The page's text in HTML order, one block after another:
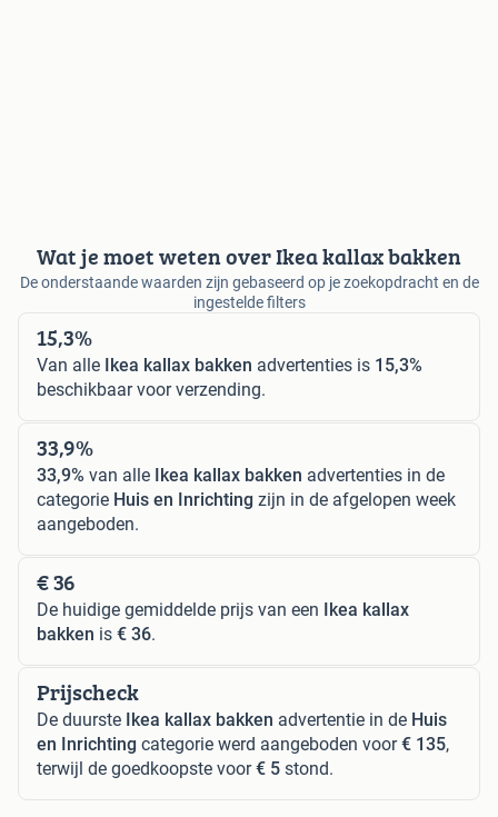
Wat je moet weten over Ikea kallax bakken
De onderstaande waarden zijn gebaseerd op je zoekopdracht en de
ingestelde filters
15,3%
Van alle Ikea kallax bakken advertenties is 15,3%
beschikbaar voor verzending.
33,9%
33,9% van alle Ikea kallax bakken advertenties in de
categorie Huis en Inrichting zijn in de afgelopen week
aangeboden.
€ 36
De huidige gemiddelde prijs van een
Ikea kallax
bakken is € 36.
Prijscheck
De duurste Ikea kallax bakken advertentie in de Huis
en Inrichting categorie werd aangeboden voor€ 135,
terwijl de goedkoopste voor€ 5 stond.